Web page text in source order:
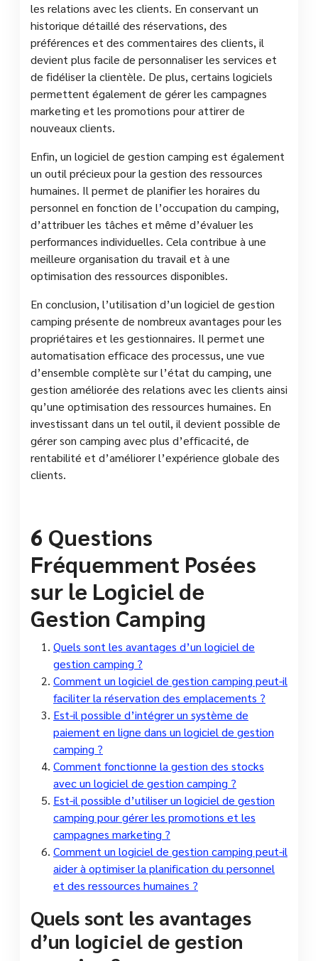
les relations avec les clients. En conservant un
historique détaillé des réservations, des
préférences et des commentaires des clients, il
devient plus facile de personnaliser les services et
de fidéliser la clientèle. De plus, certains logiciels
permettent également de gérer les campagnes
marketing et les promotions pour attirer de
nouveaux clients.
Enfin, un logiciel de gestion camping est également
un outil précieux pour la gestion des ressources
humaines. Il permet de planifier les horaires du
personnel en fonction de l’occupation du camping,
d’attribuer les tâches et même d’évaluer les
performances individuelles. Cela contribue à une
meilleure organisation du travail et à une
optimisation des ressources disponibles.
En conclusion, l’utilisation d’un logiciel de gestion
camping présente de nombreux avantages pour les
propriétaires et les gestionnaires. Il permet une
automatisation efficace des processus, une vue
d’ensemble complète sur l’état du camping, une
gestion améliorée des relations avec les clients ainsi
qu’une optimisation des ressources humaines. En
investissant dans un tel outil, il devient possible de
gérer son camping avec plus d’efficacité, de
rentabilité et d’améliorer l’expérience globale des
clients.
6 Questions
Fréquemment Posées
sur le Logiciel de
Gestion Camping
Quels sont les avantages d’un logiciel de
gestion camping ?
Comment un logiciel de gestion camping peut-il
faciliter la réservation des emplacements ?
Est-il possible d’intégrer un système de
paiement en ligne dans un logiciel de gestion
camping ?
Comment fonctionne la gestion des stocks
avec un logiciel de gestion camping ?
Est-il possible d’utiliser un logiciel de gestion
camping pour gérer les promotions et les
campagnes marketing ?
Comment un logiciel de gestion camping peut-il
aider à optimiser la planification du personnel
et des ressources humaines ?
Quels sont les avantages
d’un logiciel de gestion